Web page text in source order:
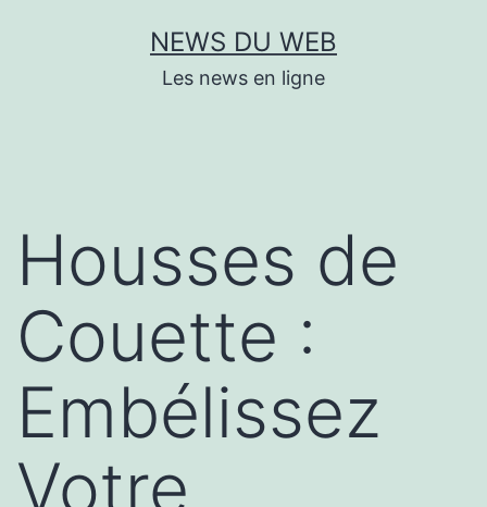
NEWS DU WEB
Les news en ligne
Housses de
Couette :
Embélissez
Votre